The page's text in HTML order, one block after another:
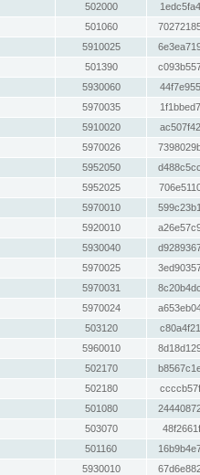
502000
501060
5910025
501390
5930060
5970035
5910020
5970026
5952050
5952025
5970010
5920010
5930040
5970025
5970031
5970024
503120
5960010
502170
502180
501080
503070
501160
5930010